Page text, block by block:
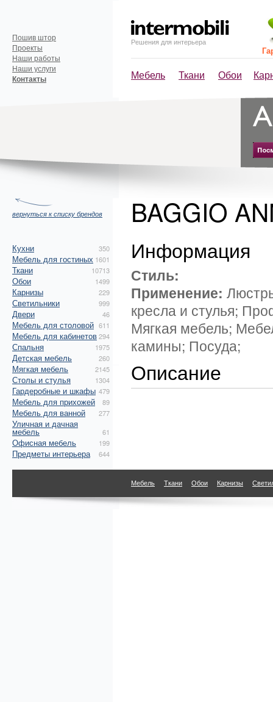
Решения для интерьера
Мебель Ткани Обои
Пошив штор
Проекты
Наши работы
Наши услуги
Контакты
вернуться к списку брендов
Кухни 350
Мебель для гостиных 1601
Ткани 10713
Обои 1499
Карнизы 229
Светильники 999
Двери 46
Мебель для столовой 611
Мебель для кабинетов294
Спальня 1975
Детская мебель 260
Мягкая мебель 2145
Столы и стулья 1304
Гардеробные и шкафы 479
Мебель для прихожей 89
Мебель для ванной 277
Уличная и дачная
мебель 61
Офисная мебель 199
Предметы интерьера 644
BAGGIO
Информация
Стиль:
Применение:
кресла и стулья;
Мягкая мебель;
камины; Посуда;
Описание
Мебель Ткани Обои Карнизы